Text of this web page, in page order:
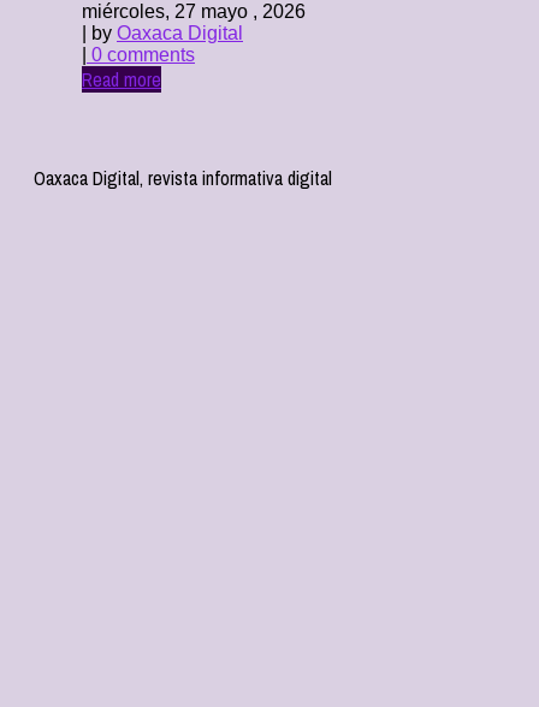
miércoles, 27 mayo , 2026
| by Oaxaca Digital
0 comments
Read more
Oaxaca Digital, revista informativa digital